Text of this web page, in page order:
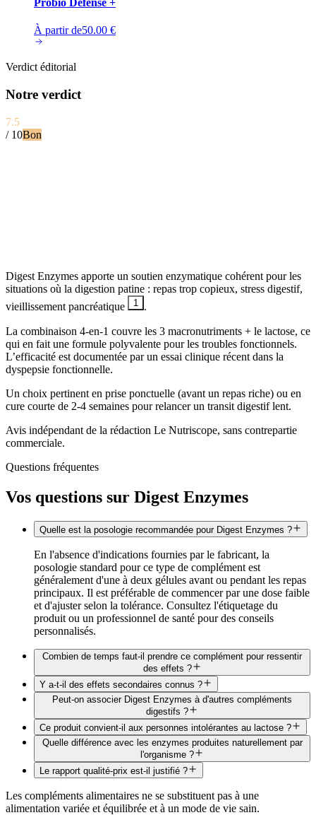
Probio Défense +
À partir de50.00 €
Verdict éditorial
Notre verdict
7.5
/ 10Bon
Digest Enzymes apporte un soutien enzymatique cohérent pour les
situations où la digestion patine : repas trop copieux, stress digestif,
vieillissement pancréatique
1 .
La combinaison 4-en-1 couvre les 3 macronutriments + le lactose, ce
qui en fait une formule polyvalente pour les troubles fonctionnels.
L’efficacité est documentée par un essai clinique récent dans la
dyspepsie fonctionnelle.
Un choix pertinent en prise ponctuelle (avant un repas riche) ou en
cure courte de 2-4 semaines pour relancer un transit digestif lent.
Avis indépendant de la rédaction Le Nutriscope, sans contrepartie
commerciale.
Questions fréquentes
Vos questions sur Digest Enzymes
Quelle est la posologie recommandée pour Digest Enzymes ?
En l'absence d'indications fournies par le fabricant, la
posologie standard pour ce type de complément est
généralement d'une à deux gélules avant ou pendant les repas
principaux. Il est préférable de commencer par une dose faible
et d'ajuster selon la tolérance. Consultez l'étiquetage du
produit ou un professionnel de santé pour des conseils
personnalisés.
Combien de temps faut-il prendre ce complément pour ressentir
des effets ?
Y a-t-il des effets secondaires connus ?
Peut-on associer Digest Enzymes à d'autres compléments
digestifs ?
Ce produit convient-il aux personnes intolérantes au lactose ?
Quelle différence avec les enzymes produites naturellement par
l'organisme ?
Le rapport qualité-prix est-il justifié ?
Les compléments alimentaires ne se substituent pas à une
alimentation variée et équilibrée et à un mode de vie sain.